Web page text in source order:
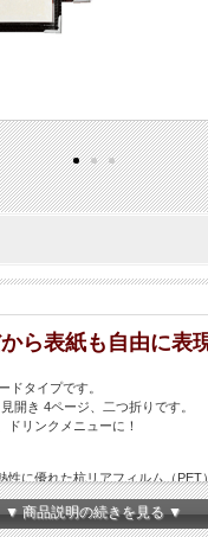
ら表紙も自由に表
ドタイプです。
開き 4ページ、二つ折りです。
ドリンクメニューに！
性に優れた杭リアフィルム（PET
の店舗でのご使用に最適です。
▼ 商品説明の続きを見る ▼